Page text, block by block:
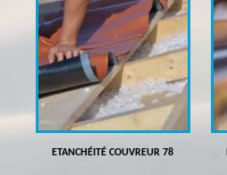
ETANCHÉITÉ COUVREUR 78